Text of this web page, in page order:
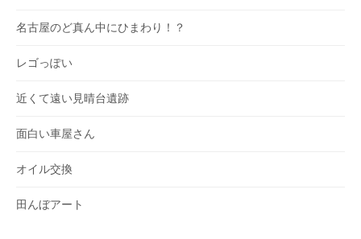
名古屋のど真ん中にひまわり！？
レゴっぽい
近くて遠い見晴台遺跡
面白い車屋さん
オイル交換
田んぼアート